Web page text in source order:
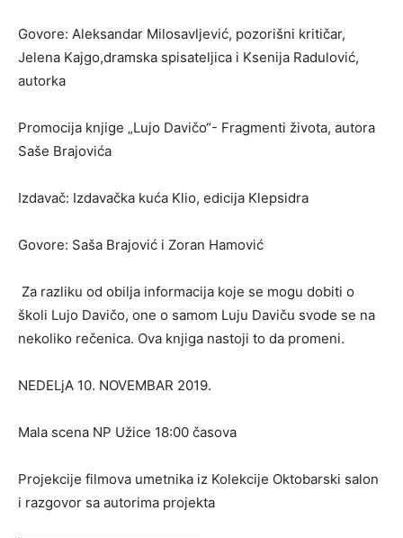
Govore: Aleksandar Milosavljević, pozorišni kritičar,
Jelena Kajgo,dramska spisateljica i Ksenija Radulović,
autorka
Promocija knjige „Lujo Davičo“- Fragmenti života, autora
Saše Brajovića
Izdavač: Izdavačka kuća Klio, edicija Klepsidra
Govore: Saša Brajović i Zoran Hamović
Za razliku od obilja informacija koje se mogu dobiti o
školi Lujo Davičo, one o samom Luju Daviču svode se na
nekoliko rečenica. Ova knjiga nastoji to da promeni.
NEDELjA 10. NOVEMBAR 2019.
Mala scena NP Užice 18:00 časova
Projekcije filmova umetnika iz Kolekcije Oktobarski salon
i razgovor sa autorima projekta